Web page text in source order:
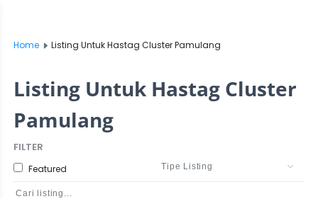
Home Listing Untuk Hastag Cluster Pamulang
Listing Untuk Hastag Cluster
Pamulang
FILTER
Featured